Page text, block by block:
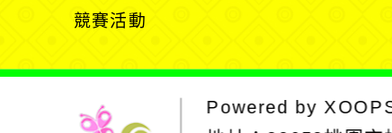
競賽活動
Powered by